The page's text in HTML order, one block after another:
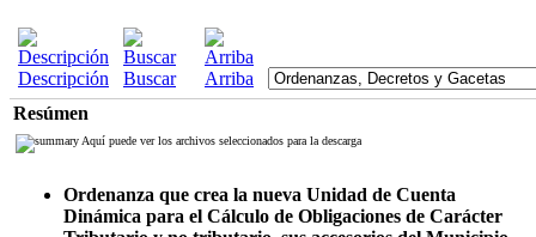
Descripción Buscar
Arriba
Resúmen
Aquí puede ver los archivos seleccionados para la descarga
Ordenanza que crea la nueva Unidad de Cuenta
Dinámica para el Cálculo de Obligaciones de Carácter